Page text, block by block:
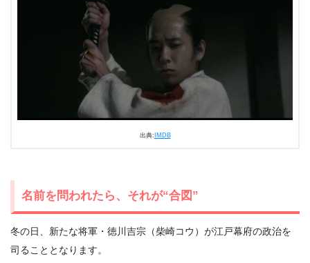
出典: IMDB
名前を問われたら、それが“合図”
冬の日、新たな将軍・徳川吉宗（柴崎コウ）が江戸幕府の政治を
司ることとなります。